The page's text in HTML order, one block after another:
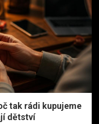
tak rádi kupujeme
dětství